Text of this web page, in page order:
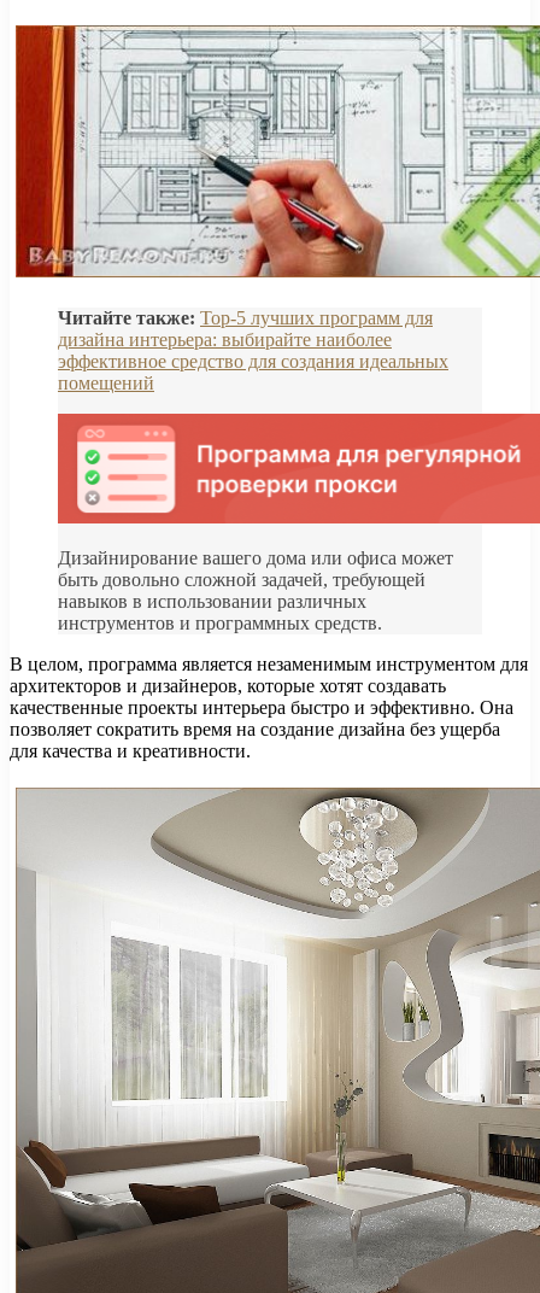
Читайте также: Top-5 лучших программ для
дизайна интерьера: выбирайте наиболее
эффективное средство для создания идеальных
помещений
Дизайнирование вашего дома или офиса может
быть довольно сложной задачей, требующей
навыков в использовании различных
инструментов и программных средств.
В целом, программа является незаменимым инструментом для
архитекторов и дизайнеров, которые хотят создавать
качественные проекты интерьера быстро и эффективно. Она
позволяет сократить время на создание дизайна без ущерба
для качества и креативности.